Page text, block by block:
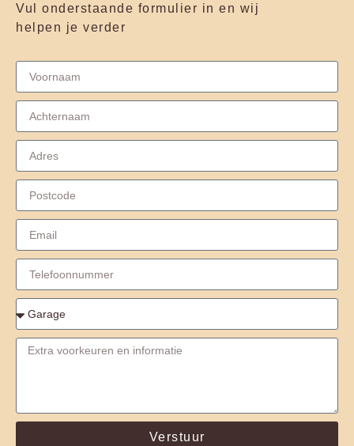
Vul onderstaande formulier in en wij
helpen je verder
Verstuur